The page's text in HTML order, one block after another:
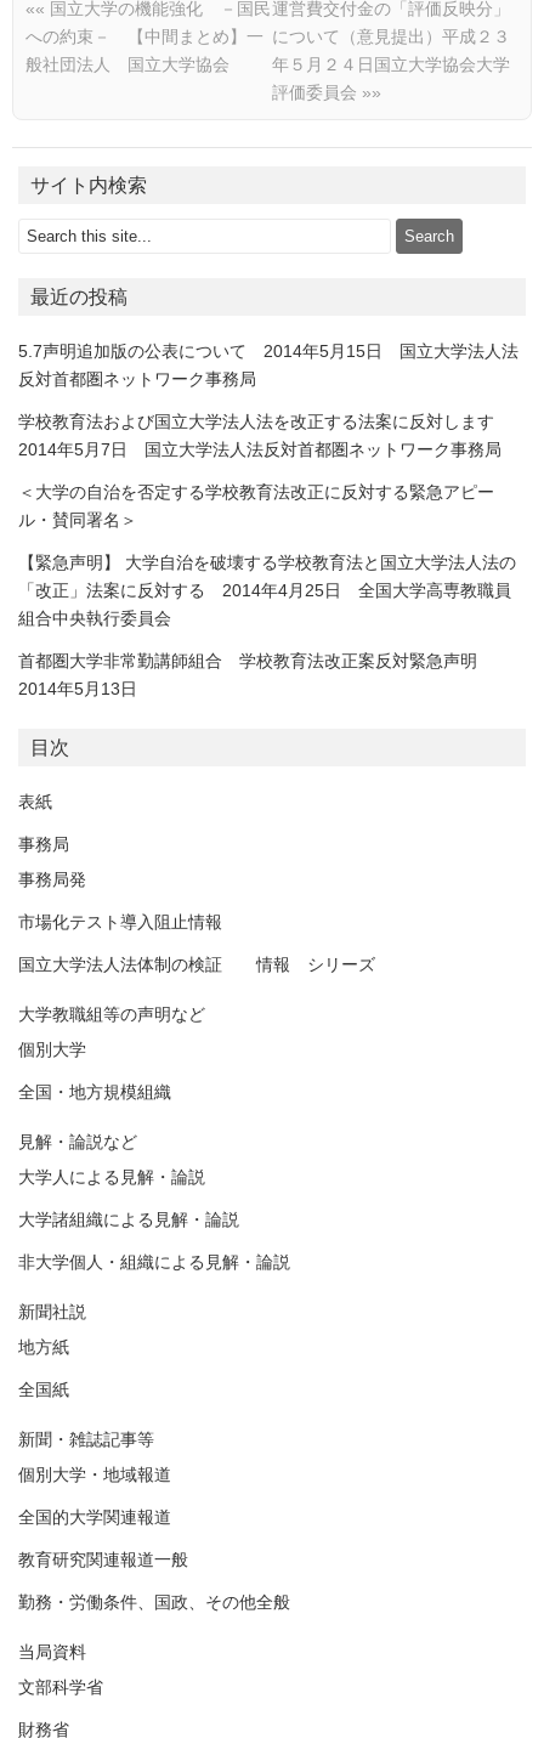
«« 国立大学の機能強化 －国民
への約束－ 【中間まとめ】一
般社団法人 国立大学協会
運営費交付金の「評価反映分」
について（意見提出）平成２３
年５月２４日国立大学協会大学
評価委員会 »»
サイト内検索
最近の投稿
5.7声明追加版の公表について 2014年5月15日 国立大学法人法
反対首都圏ネットワーク事務局
学校教育法および国立大学法人法を改正する法案に反対します
2014年5月7日 国立大学法人法反対首都圏ネットワーク事務局
＜大学の自治を否定する学校教育法改正に反対する緊急アピー
ル・賛同署名＞
【緊急声明】 大学自治を破壊する学校教育法と国立大学法人法の
「改正」法案に反対する 2014年4月25日 全国大学高専教職員
組合中央執行委員会
首都圏大学非常勤講師組合 学校教育法改正案反対緊急声明
2014年5月13日
目次
表紙
事務局
事務局発
市場化テスト導入阻止情報
国立大学法人法体制の検証 情報 シリーズ
大学教職組等の声明など
個別大学
全国・地方規模組織
見解・論説など
大学人による見解・論説
大学諸組織による見解・論説
非大学個人・組織による見解・論説
新聞社説
地方紙
全国紙
新聞・雑誌記事等
個別大学・地域報道
全国的大学関連報道
教育研究関連報道一般
勤務・労働条件、国政、その他全般
当局資料
文部科学省
財務省